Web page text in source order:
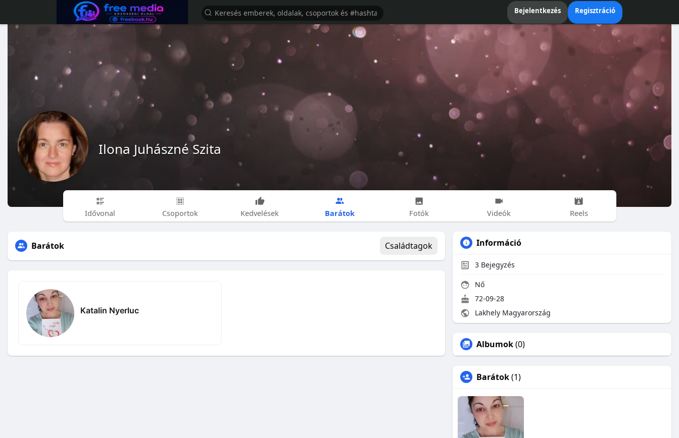
Bejelentkezés Regisztráció
Ilona Juhászné Szita
Idővonal Csoportok Kedvelések Barátok Fotók Videók Reels
Barátok Családtagok
Katalin Nyerluc
Információ
3 Bejegyzés
Nő
72-09-28
Lakhely Magyarország
Albumok(0)
Barátok(1)